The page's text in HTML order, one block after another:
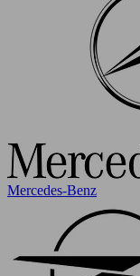
Mercedes-Benz